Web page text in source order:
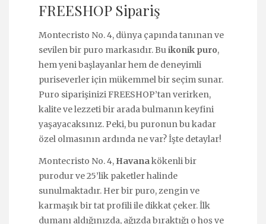
FREESHOP Sipariş
Montecristo No. 4, dünya çapında tanınan ve
sevilen bir puro markasıdır. Buikonik puro,
hem yeni başlayanlar hem de deneyimli
puriseverler için mükemmel bir seçim sunar.
Puro siparişinizi FREESHOP’tan verirken,
kalite ve lezzeti bir arada bulmanın keyfini
yaşayacaksınız. Peki, bu puronun bu kadar
özel olmasının ardında ne var? İşte detaylar!
Montecristo No. 4, Havanakökenli bir
purodur ve 25’lik paketler halinde
sunulmaktadır. Her bir puro, zengin ve
karmaşık bir tat profili ile dikkat çeker. İlk
dumanı aldığınızda, ağızda bıraktığı o hoş ve